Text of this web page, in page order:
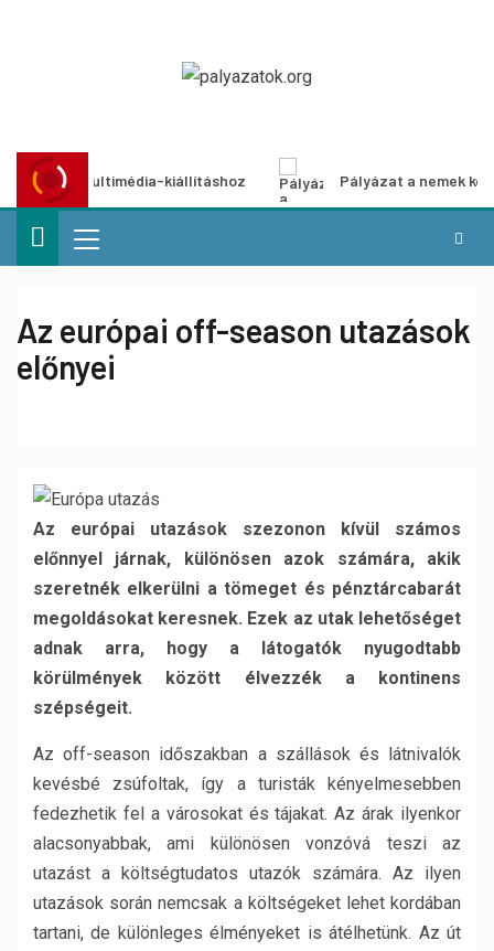
multimédia-kiállításhoz Pályázat a nemek közötti
Az európai off-season utazások
előnyei
Az európai utazások szezonon kívül számos
előnnyel járnak, különösen azok számára, akik
szeretnék elkerülni a tömeget és pénztárcabarát
megoldásokat keresnek. Ezek az utak lehetőséget
adnak arra, hogy a látogatók nyugodtabb
körülmények között élvezzék a kontinens
szépségeit.
Az off-season időszakban a szállások és látnivalók
kevésbé zsúfoltak, így a turisták kényelmesebben
fedezhetik fel a városokat és tájakat. Az árak ilyenkor
alacsonyabbak, ami különösen vonzóvá teszi az
utazást a költségtudatos utazók számára. Az ilyen
utazások során nemcsak a költségeket lehet kordában
tartani, de különleges élményeket is átélhetünk. Az út